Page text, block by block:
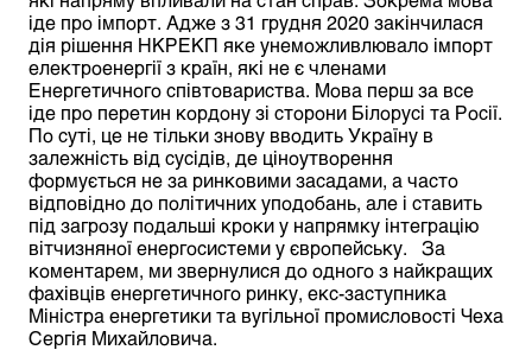
іде про імпорт. Адже з 31 грудня 2020 закінчилася
дія рішення НКРЕКП яке унеможливлювало імпорт
електроенергії з країн, які не є членами
Енергетичного співтовариства. Мова перш за все
іде про перетин кордону зі сторони Білорусі та Росії.
По суті, це не тільки знову вводить Україну в
залежність від сусідів, де ціноутворення
формується не за ринковими засадами, а часто
відповідно до політичних уподобань, але і ставить
під загрозу подальші кроки у напрямку інтеграцію
вітчизняної енергосистеми у європейську. За
коментарем, ми звернулися до одного з найкращих
фахівців енергетичного ринку, екс-заступника
Міністра енергетики та вугільної промисловості Чеха
Сергія Михайловича.